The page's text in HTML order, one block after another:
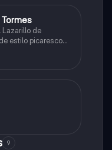
Lazarillo de
estilo picaresco
9